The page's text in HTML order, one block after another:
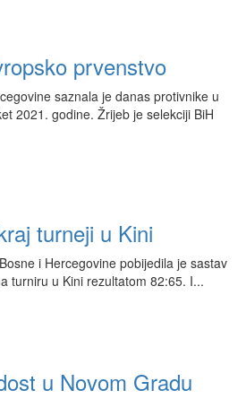
prvenstvo
saznala je danas protivnike u
2021. godine. Žrijeb je selekciji BiH
turneji u Kini
i Hercegovine pobijedila je sastav
turniru u Kini rezultatom 82:65. I...
u Novom Gradu